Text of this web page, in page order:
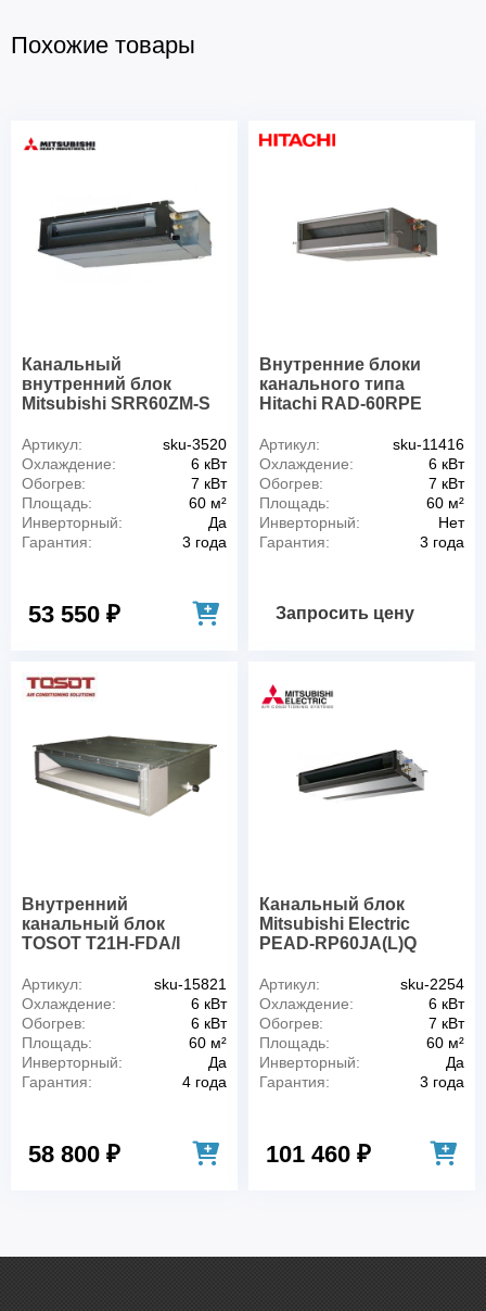
Похожие товары
Канальный
внутренний блок
Mitsubishi SRR60ZM-S
Артикул:
sku-3520
Охлаждение:
6 кВт
Обогрев:
7 кВт
Площадь:
60 м²
Инверторный:
Да
Гарантия:
3 года
53 550 ₽
Внутренние блоки
канального типа
Hitachi RAD-60RPE
Артикул:
sku-11416
Охлаждение:
6 кВт
Обогрев:
7 кВт
Площадь:
60 м²
Инверторный:
Нет
Гарантия:
3 года
Запросить цену
Внутренний
канальный блок
TOSOT T21H-FDA/I
Артикул:
sku-15821
Охлаждение:
6 кВт
Обогрев:
6 кВт
Площадь:
60 м²
Инверторный:
Да
Гарантия:
4 года
58 800 ₽
Канальный блок
Mitsubishi Electric
PEAD-RP60JA(L)Q
Артикул:
sku-2254
Охлаждение:
6 кВт
Обогрев:
7 кВт
Площадь:
60 м²
Инверторный:
Да
Гарантия:
3 года
101 460 ₽